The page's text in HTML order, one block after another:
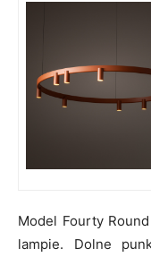
Model Fourty
lampie. Dolne